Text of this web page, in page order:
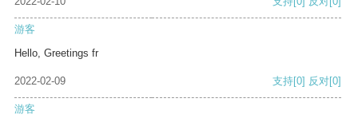
游客
Hello, Greetings fr
2022-02-09 支持[0] 反对[0]
游客